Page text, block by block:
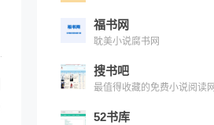
福书网
耽美小说腐书网
搜书吧
最值得收藏的免费小说阅读网
52书库